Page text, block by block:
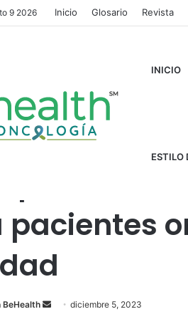
9 2026 Inicio Glosario Revista
INICIO
ESTILO
/Acompaña con amor: Apoyo integral
pacientes
BeHealth diciembre 5, 2023